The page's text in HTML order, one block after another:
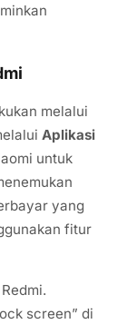
melalui
Aplikasi
untuk
yang
fitur
screen” di